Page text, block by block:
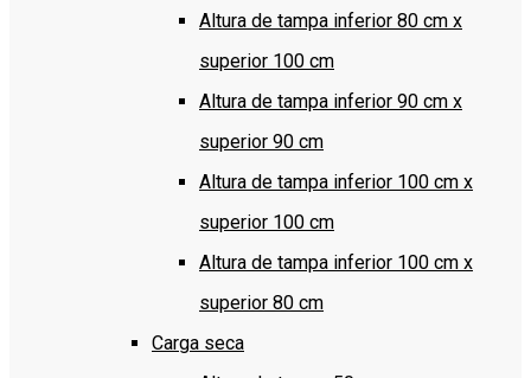
Altura de tampa inferior 80 cm x
superior 100 cm
Altura de tampa inferior 90 cm x
superior 90 cm
Altura de tampa inferior 100 cm x
superior 100 cm
Altura de tampa inferior 100 cm x
superior 80 cm
Carga seca